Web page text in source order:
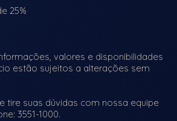
25%
valores e disponibilidades
estão sujeitos a alterações sem
tire suas dúvidas com nossa equipe
3551-1000.